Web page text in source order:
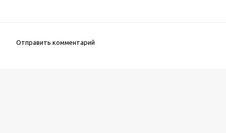
Отправить комментарий